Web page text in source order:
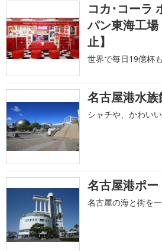
コカ･コーラ
パン東海工
止】
世界で毎日19億杯
名古屋港水族
シャチや、かわい
名古屋港ポ
名古屋の海と街を